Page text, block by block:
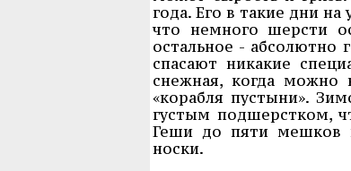
года. Его в такие дни
что немного шерсти
остальное - абсолютно
спасают никакие
снежная, когда можно
«корабля пустыни».
густым подшерстком,
Геши до пяти мешков
носки.